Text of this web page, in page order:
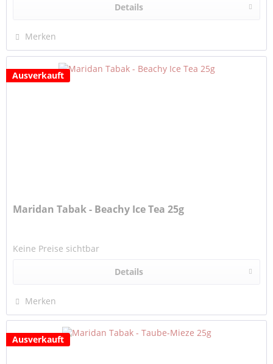
Details
Merken
Ausverkauft
Maridan Tabak - Beachy Ice Tea 25g
Keine Preise sichtbar
Details
Merken
Ausverkauft